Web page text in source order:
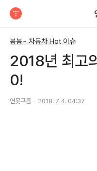
붕붕~ 자동차 Hot 이슈
2018년 최고
0!
연못구름 2018. 7. 4. 04:37